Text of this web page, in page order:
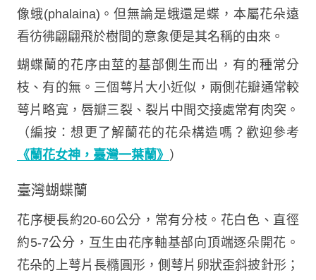
像蛾(phalaina)。但無論是蛾還是蝶，本屬花朵遠
看彷彿翩翩飛於樹間的意象便是其名稱的由來。
蝴蝶蘭的花序由莖的基部側生而出，有的種常分
枝、有的無。三個萼片大小近似，兩側花瓣通常較
萼片略寬，唇瓣三裂、裂片中間交接處常有肉突。
（編按：想更了解蘭花的花朵構造嗎？歡迎參考
《蘭花女神，臺灣一葉蘭》 ）
臺灣蝴蝶蘭
花序梗長約20-60公分，常有分枝。花白色、直徑
約5-7公分，互生由花序軸基部向頂端逐朵開花。
花朵的上萼片長橢圓形，側萼片卵狀歪斜披針形；